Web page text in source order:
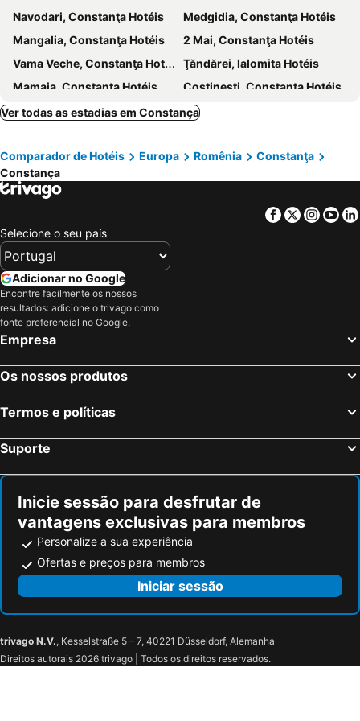
Almar Luxury
Paradox
Navodari, Constanţa Hotéis
Medgidia, Constanţa Hotéis
Mangalia, Constanţa Hotéis
2 Mai, Constanţa Hotéis
Vama Veche, Constanţa Hotéis
Ţăndărei, Ialomita Hotéis
Mamaia, Constanţa Hotéis
Costinesti, Constanţa Hotéis
Albena, Dobrich Hotéis
Eforie Nord, Constanţa Hotéis
Venus, Constanţa Hotéis
Corbu, Constanţa Hotéis
Bucareste, Ilfov Hotéis
Brasov, Brasov Hotéis
Cluj-Napoca, Cluj Hotéis
Sighisoara, Mures Hotéis
Otopeni, Ilfov Hotéis
Timisoara, Timis Hotéis
Ver todas as estadias em Constança
Comparador de Hotéis Europa Romênia
Constanţa
Constança
Facebook
Twitter
Selecione o seu país
Adicionar no Google
Encontre facilmente os nossos
resultados: adicione o trivago como
fonte preferencial no Google.
Empresa
Os nossos produtos
Termos e políticas
Suporte
Inicie sessão para desfrutar de
vantagens exclusivas para membros
Personalize a sua experiência
Ofertas e preços para membros
Iniciar sessão
trivago N.V., Kesselstraße 5 – 7, 40221 Düsseldorf, Alemanha
Direitos autorais 2026 trivago | Todos os direitos reservados.